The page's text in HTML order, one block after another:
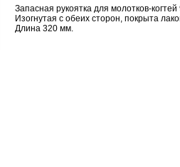
Запасная рукоятка для молотков-
Изогнутая с обеих сторон, покрыта
Длина 320 мм.